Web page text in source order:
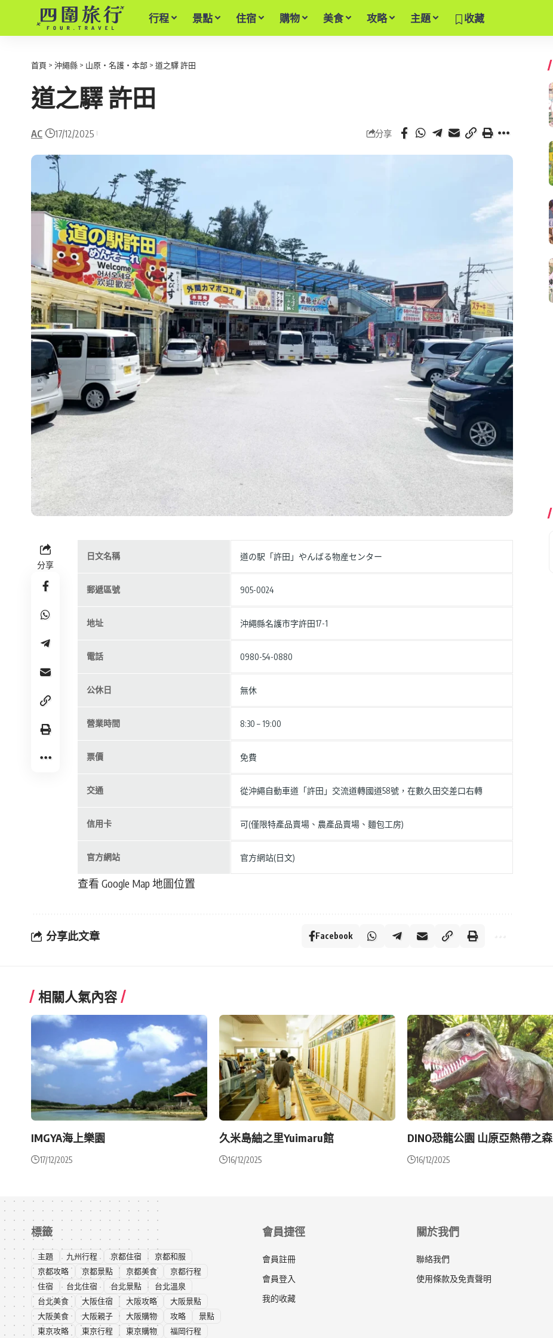
行程 景點 住宿 購物 美食 攻略 主題 收藏
首頁 > 沖繩縣 > 山原・名護・本部 > 道之驛 許田
道之驛 許田
AC 17/12/2025 分享
分享
日文名稱 道の駅「許田」やんばる物産センター
郵遞區號 905-0024
地址 沖繩縣名護市字許田17-1
電話 0980-54-0880
公休日 無休
營業時間 8:30 – 19:00
票價 免費
交通 從沖繩自動車道「許田」交流道轉國道58號，在數久田交差口右轉
信用卡 可(僅限特產品賣場、農產品賣場、麵包工房)
官方網站 官方網站(日文)
查看 Google Map 地圖位置
分享此文章 Facebook
相關人氣內容
IMGYA海上樂園
17/12/2025
久米島紬之里Yuimaru館
16/12/2025
DINO恐龍公園 山原亞熱帶之森
16/12/2025
標籤
主題 九州行程 京都住宿
京都和服
京都攻略
京都景點 京都美食
京都行程
住宿
台北住宿 台北景點
台北溫泉
台北美食
大阪住宿 大阪攻略
大阪景點
大阪美食
大阪親子 大阪購物 攻略
景點
東京攻略
東京行程 東京購物 福岡行程
會員捷徑
會員註冊
會員登入
我的收藏
關於我們
聯絡我們
使用條款及免責聲明